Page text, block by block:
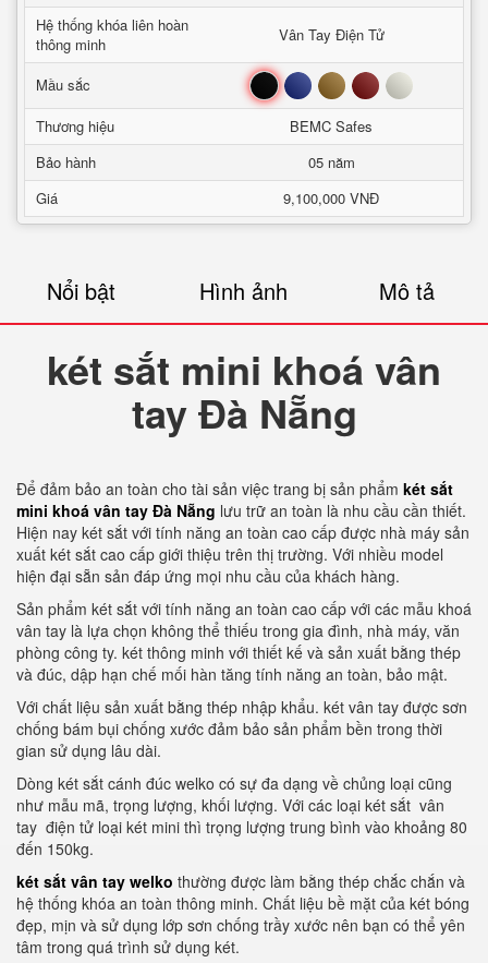
Hệ thống khóa liên hoàn
thông minh
Vân Tay Điện Tử
Mầu sắc Đen Xanh Nâu Đỏ Trắng
Thương hiệu
BEMC Safes
Bảo hành
05 năm
Giá
9,100,000 VNĐ
Nổi bật Hình ảnh Mô tả
két sắt mini khoá vân
tay Đà Nẵng
Để đảm bảo an toàn cho tài sản việc trang bị sản phẩm két sắt
mini khoá vân tay Đà Nẵng lưu trữ an toàn là nhu cầu cần thiết.
Hiện nay két sắt với tính năng an toàn cao cấp được nhà máy sản
xuất két sắt cao cấp giới thiệu trên thị trường. Với nhiều model
hiện đại sẵn sản đáp ứng mọi nhu cầu của khách hàng.
Sản phẩm két sắt với tính năng an toàn cao cấp với các mẫu khoá
vân tay là lựa chọn không thể thiếu trong gia đình, nhà máy, văn
phòng công ty. két thông minh với thiết kế và sản xuất bằng thép
và đúc, dập hạn chế mối hàn tăng tính năng an toàn, bảo mật.
Với chất liệu sản xuất bằng thép nhập khẩu. két vân tay được sơn
chống bám bụi chống xước đảm bảo sản phẩm bền trong thời
gian sử dụng lâu dài.
Dòng két sắt cánh đúc welko có sự đa dạng về chủng loại cũng
như mẫu mã, trọng lượng, khối lượng. Với các loại két sắt vân
tay điện tử loại két mini thì trọng lượng trung bình vào khoảng 80
đến 150kg.
két sắt vân tay welko thường được làm bằng thép chắc chắn và
hệ thống khóa an toàn thông minh. Chất liệu bề mặt của két bóng
đẹp, mịn và sử dụng lớp sơn chống trầy xước nên bạn có thể yên
tâm trong quá trình sử dụng két.